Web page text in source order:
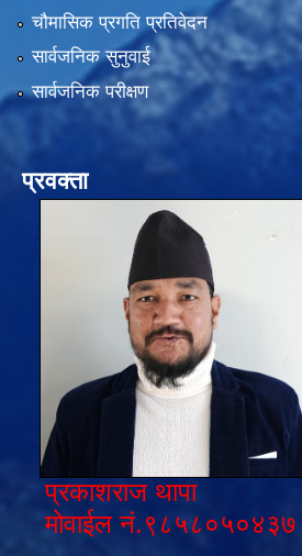
चौमासिक प्रगति प्रतिवेदन
सार्वजनिक सुनुवाई
सार्वजनिक परीक्षण
प्रवक्ता
प्रकाशराज थापा
मोवाईल नं.९८५८०५०४३७